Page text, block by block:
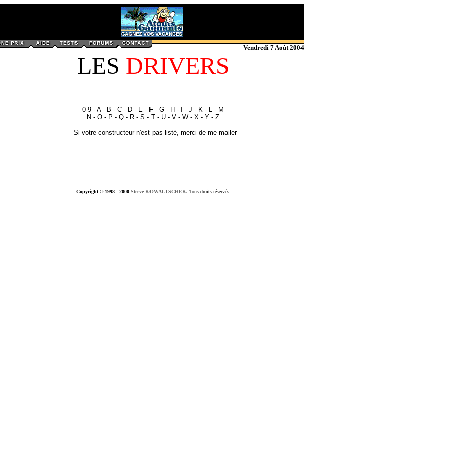
Vendredi 7 Août 2004
LES DRIVERS
0-9 - A- B - C - D - E - F - G - H - - J - K - L - M
N - O - P - Q - R - S - T - U - V - W - X - Y - Z
Si votre constructeur n'est pas listé, merci de me mailer
Copyright © 1998 - 2000 Steeve KOWALTSCHEK. Tous droits réservés.